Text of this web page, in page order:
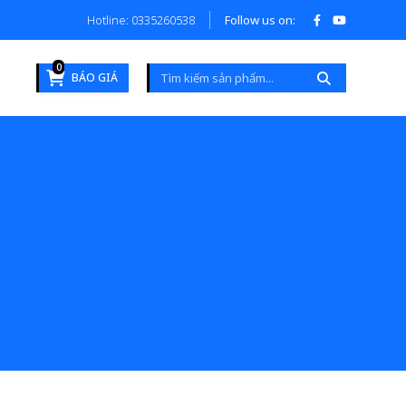
Hotline: 0335260538 Follow us on:
0
BÁO GIÁ